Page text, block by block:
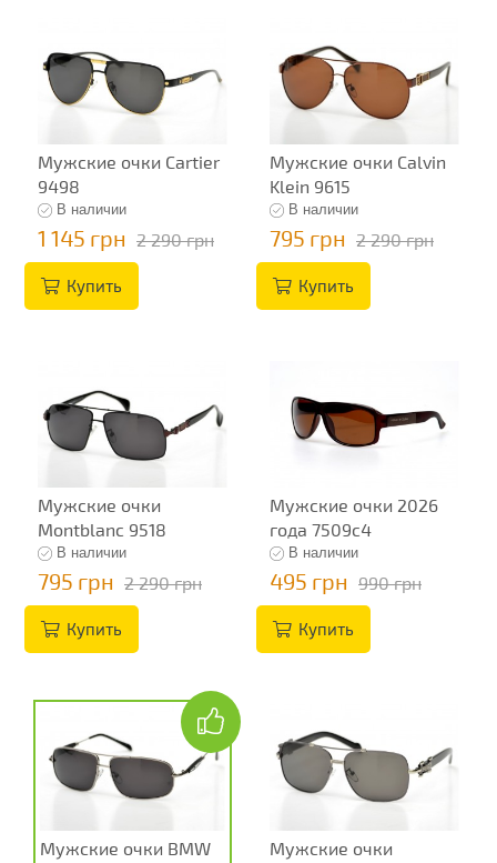
Мужские очки Cartier
9498
В наличии
1 145 грн 2 290 грн
Купить
Мужские очки Calvin
Klein 9615
В наличии
795 грн 2 290 грн
Купить
Мужские очки
Montblanc 9518
В наличии
795 грн 2 290 грн
Купить
Мужские очки 2026
года 7509c4
В наличии
495 грн 990 грн
Купить
Мужские очки BMW
Мужские очки